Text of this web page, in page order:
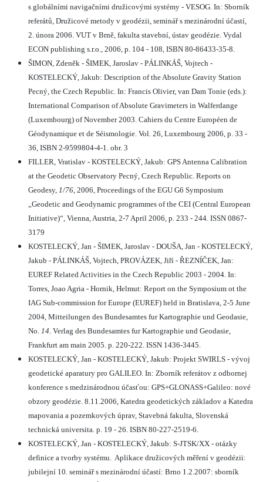
s globálními navigačními družicovými systémy - VESOG. In: Sborník
referátů, Družicové metody v geodézii, seminář s mezinárodní účastí,
2. února 2006. VUT v Brně, fakulta stavební, ústav geodézie. Vydal
ECON publishing s.r.o., 2006, p. 104 - 108, ISBN 80-86433-35-8.
ŠIMON, Zdeněk - ŠIMEK, Jaroslav - PÁLINKÁŠ, Vojtech -
KOSTELECKÝ, Jakub: Description of the Absolute Gravity Station
Pecný, the Czech Republic. In: Francis Olivier, van Dam Tonie (eds.):
International Comparison of Absolute Gravimeters in Walferdange
(Luxembourg) of November 2003. Cahiers du Centre Européen de
Géodynamique et de Séismologie. Vol. 26, Luxembourg 2006, p. 33 -
36, ISBN 2-9599804-4-1. obr. 3
FILLER, Vratislav - KOSTELECKÝ, Jakub: GPS Antenna Calibration
at the Geodetic Observatory Pecný, Czech Republic. Reports on
Geodesy, 1/76, 2006, Proceedings of the EGU G6 Symposium
„Geodetic and Geodynamic programmes of the CEI (Central European
Initiative)“, Vienna, Austria, 2-7 April 2006, p. 233 - 244. ISSN 0867-
3179
KOSTELECKÝ, Jan - ŠIMEK, Jaroslav - DOUŠA, Jan - KOSTELECKÝ,
Jakub - PÁLINKÁŠ, Vojtech, PROVÁZEK, Jiří - ŘEZNÍČEK, Jan:
EUREF Related Activities in the Czech Republic 2003 - 2004. In:
Torres, Joao Agria - Hornik, Helmut: Report on the Symposium ot the
IAG Sub-commission for Europe (EUREF) held in Bratislava, 2-5 June
2004, Mitteilungen des Bundesamtes fur Kartographie und Geodasie,
No. 14. Verlag des Bundesamtes fur Kartographie und Geodasie,
Frankfurt am main 2005. p. 220-222. ISSN 1436-3445.
KOSTELECKÝ, Jan - KOSTELECKÝ, Jakub: Projekt SWIRLS - vývoj
geodetické aparatury pro GALILEO. In: Zborník referátov z odbornej
konference s medzinárodnou účasťou: GPS+GLONASS+Galileo: nové
obzory geodézie. 8.11.2006, Katedra geodetických základov a Katedra
mapovania a pozemkových úprav, Stavebná fakulta, Slovenská
technická universita. p. 19 - 26. ISBN 80-227-2519-6.
KOSTELECKÝ, Jan - KOSTELECKÝ, Jakub: S-JTSK/XX - otázky
definice a tvorby systému. Aplikace družicových měření v geodézii:
jubilejní 10. seminář s mezinárodní účastí: Brno 1.2.2007: sborník